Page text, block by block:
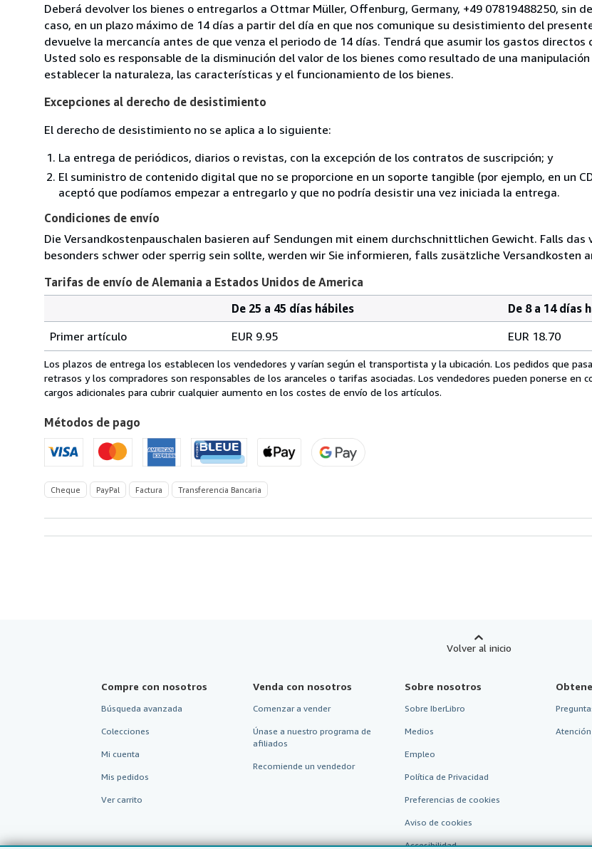
Deberá devolver los bienes o entregarlos a Ottmar Müller, Offenburg, Germany, +49 07819488250, sin
caso, en un plazo máximo de 14 días a partir del día en que nos comunique su desistimiento del
devuelve la mercancía antes de que venza el periodo de 14 días. Tendrá que asumir los gastos directos
Usted solo es responsable de la disminución del valor de los bienes como resultado de una
establecer la naturaleza, las características y el funcionamiento de los bienes.
Excepciones al derecho de desistimiento
El derecho de desistimiento no se aplica a lo siguiente:
La entrega de periódicos, diarios o revistas, con la excepción de los contratos de suscripción; y
El suministro de contenido digital que no se proporcione en un soporte tangible (por ejemplo, en un
aceptó que podíamos empezar a entregarlo y que no podría desistir una vez iniciada la entrega.
Condiciones de envío
Die Versandkostenpauschalen basieren auf Sendungen mit einem durchschnittlichen Gewicht. Falls das
besonders schwer oder sperrig sein sollte, werden wir Sie informieren, falls zusätzliche Versandkosten
Tarifas de envío de Alemania a Estados Unidos de America
de
envío
de
Alemania
Estados
Unidos
de
America
pedido
De 25 a 45 días hábiles
De 8 a 14 días
Primer artículo
EUR 9.95 EUR 18.70
Los plazos de entrega los establecen los vendedores y varían según el transportista y la ubicación. Los pedidos que
retrasos y los compradores son responsables de los aranceles o tarifas asociadas. Los vendedores pueden ponerse en
cargos adicionales para cubrir cualquier aumento en los costes de envío de los artículos.
Métodos de pago
Cheque PayPal Factura Transferencia Bancaria
Volver al inicio
Compre con nosotros
Búsqueda avanzada
Colecciones
Mi cuenta
Mis pedidos
Ver carrito
Venda con nosotros
Comenzar a vender
Únase a nuestro programa de
afiliados
Recomiende un vendedor
Sobre nosotros
Sobre IberLibro
Medios
Empleo
Política de Privacidad
Preferencias de cookies
Aviso de cookies
Accesibilidad